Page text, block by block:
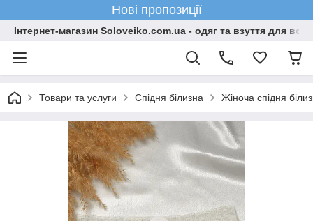
Нові пропозиції
Інтернет-магазин Soloveiko.com.ua - одяг та взуття для всієї
Товари та услуги Спідня білизна Жіноча спідня